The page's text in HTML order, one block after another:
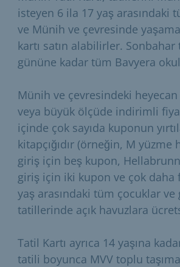
isteyen 6 ila 17 yaş
ve Münih ve çevresinde
kartı satın alabilirler.
gününe kadar tüm Bavyera
Münih ve çevresindeki
veya büyük ölçüde indirimli
içinde çok sayıda kuponun
kitapçığıdır (örneğin, M
giriş için beş kupon,
giriş için iki kupon ve çok daha
yaş arasındaki tüm çocuklar
tatillerinde açık havuzlara
Tatil Kartı ayrıca 14 yaşına
tatili boyunca MVV toplu